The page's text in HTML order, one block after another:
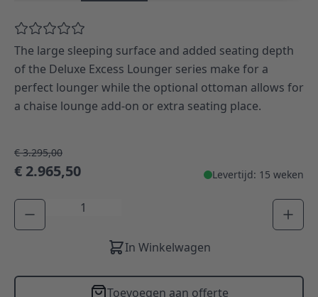
The large sleeping surface and added seating depth
of the Deluxe Excess Lounger series make for a
perfect lounger while the optional ottoman allows for
a chaise lounge add-on or extra seating place.
€ 3.295,00
€ 2.965,50 Levertijd: 15 weken
Aantal
In Winkelwagen
Toevoegen aan offerte